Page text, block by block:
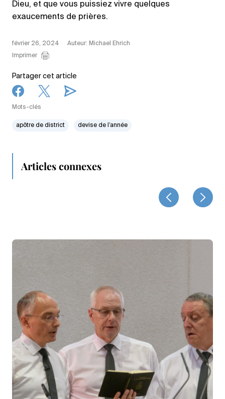
Dieu, et que vous puissiez vivre quelques
exaucements de prières.
février 26, 2024
Auteur: Michael Ehrich
Imprimer
Partager cet article
Mots-clés
apôtre de district devise de l’année
Articles connexes